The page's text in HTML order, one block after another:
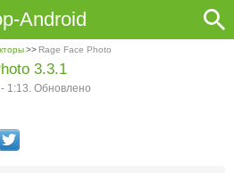
Android
>> Rage Face Photo
3.3.1
1:13. Обновлено